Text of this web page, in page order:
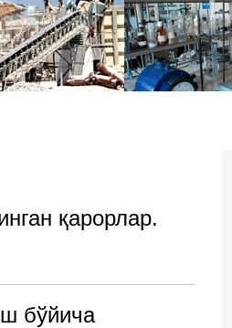
қарорлар.
бўйича